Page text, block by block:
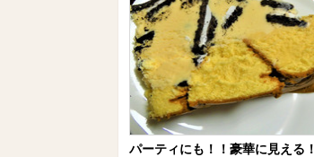
パーティにも！！豪華に見える！